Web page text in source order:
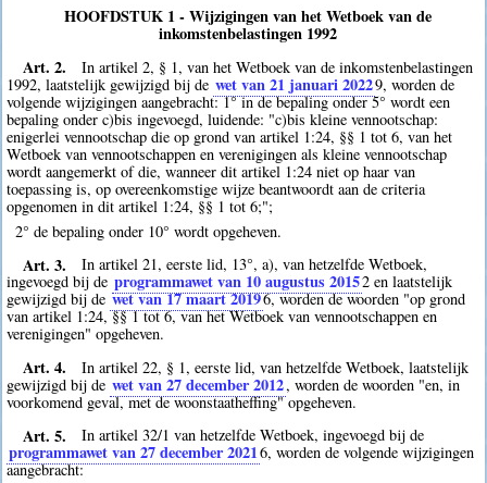
HOOFDSTUK 1 - Wijzigingen van het Wetboek van de
inkomstenbelastingen 1992
Art. 2.
In artikel 2, § 1, van het Wetboek van de inkomstenbelastingen
1992, laatstelijk gewijzigd bij de wet van 21 januari 20229, worden de
volgende wijzigingen aangebracht: 1° in de bepaling onder 5° wordt een
bepaling onder c)bis ingevoegd, luidende: "c)bis kleine vennootschap:
enigerlei vennootschap die op grond van artikel 1:24, §§ 1 tot 6, van het
Wetboek van vennootschappen en verenigingen als kleine vennootschap
wordt aangemerkt of die, wanneer dit artikel 1:24 niet op haar van
toepassing is, op overeenkomstige wijze beantwoordt aan de criteria
opgenomen in dit artikel 1:24, §§ 1 tot 6;";
2° de bepaling onder 10° wordt opgeheven.
Art. 3.
In artikel 21, eerste lid, 13°, a), van hetzelfde Wetboek,
ingevoegd bij de programmawet van 10 augustus 20152 en laatstelijk
gewijzigd bij de wet van 17 maart 20196, worden de woorden "op grond
van artikel 1:24, §§ 1 tot 6, van het Wetboek van vennootschappen en
verenigingen" opgeheven.
Art. 4.
In artikel 22, § 1, eerste lid, van hetzelfde Wetboek, laatstelijk
gewijzigd bij de wet van 27 december 2012, worden de woorden "en, in
voorkomend geval, met de woonstaatheffing" opgeheven.
Art. 5. In artikel 32/1 van hetzelfde Wetboek, ingevoegd bij de
programmawet van 27 december 20216, worden de volgende wijzigingen
aangebracht: